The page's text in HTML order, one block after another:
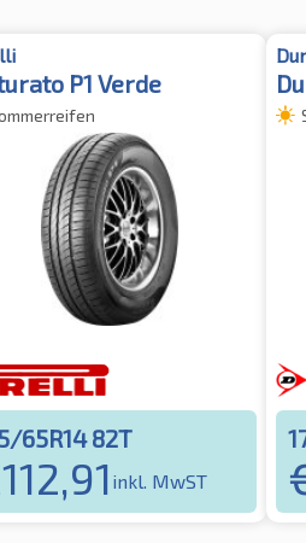
P1 Verde
65R14 82T
112,91 inkl. MwST